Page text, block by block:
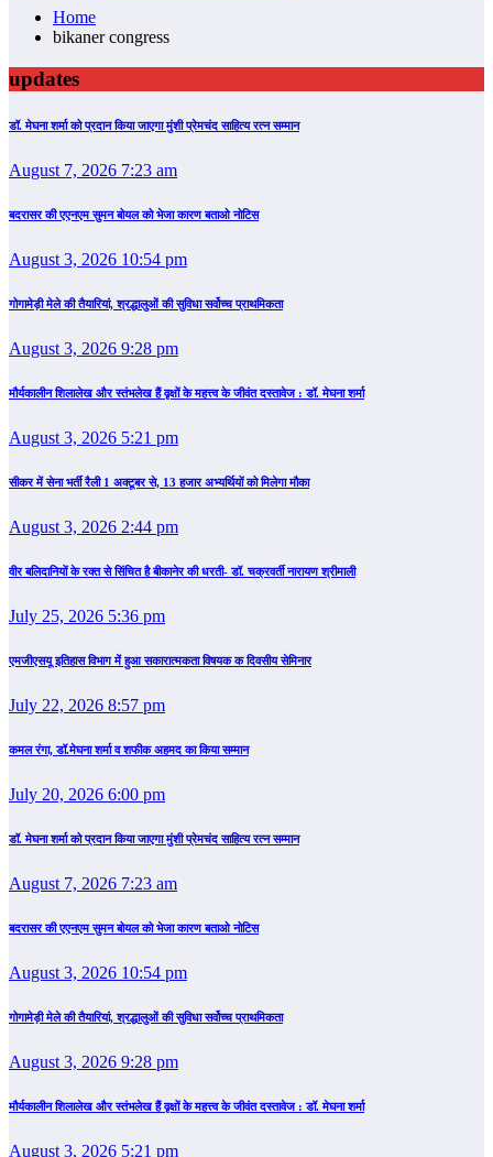
Home
bikaner congress
updates
डॉ. मेघना शर्मा को प्रदान किया जाएगा मुंशी प्रेमचंद साहित्य रत्न सम्‍मान
August 7, 2026 7:23 am
बदरासर की एएनएम सुमन बोयल को भेजा कारण बताओ नोटिस
August 3, 2026 10:54 pm
गोगामेड़ी मेले की तैयारियां, श्रद्धालुओं की सुविधा सर्वोच्च प्राथमिकता
August 3, 2026 9:28 pm
मौर्यकालीन शिलालेख और स्तंभलेख हैं वृक्षों के महत्त्व के जीवंत दस्तावेज : डॉ. मेघना शर्मा
August 3, 2026 5:21 pm
सीकर में सेना भर्ती रैली 1 अक्टूबर से, 13 हजार अभ्यर्थियों को मिलेगा मौका
August 3, 2026 2:44 pm
वीर बलिदानियों के रक्त से सिंचित है बीकानेर की धरती- डॉ. चक्रवर्ती नारायण श्रीमाली
July 25, 2026 5:36 pm
एमजीएसयू इतिहास विभाग में हुआ सकारात्मकता विषयक क दिवसीय सेमिनार
July 22, 2026 8:57 pm
कमल रंगा, डॉ.मेघना शर्मा व शफीक अहमद का किया सम्‍मान
July 20, 2026 6:00 pm
डॉ. मेघना शर्मा को प्रदान किया जाएगा मुंशी प्रेमचंद साहित्य रत्न सम्‍मान
August 7, 2026 7:23 am
बदरासर की एएनएम सुमन बोयल को भेजा कारण बताओ नोटिस
August 3, 2026 10:54 pm
गोगामेड़ी मेले की तैयारियां, श्रद्धालुओं की सुविधा सर्वोच्च प्राथमिकता
August 3, 2026 9:28 pm
मौर्यकालीन शिलालेख और स्तंभलेख हैं वृक्षों के महत्त्व के जीवंत दस्तावेज : डॉ. मेघना शर्मा
August 3, 2026 5:21 pm